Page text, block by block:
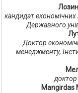
кандидат економічних
Державного
Доктор
менеджменту,
доктор
Mangirdas